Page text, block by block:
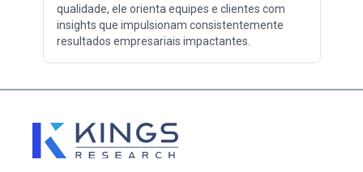
qualidade, ele orienta equipes e clientes com
insights que impulsionam consistentemente
resultados empresariais impactantes.